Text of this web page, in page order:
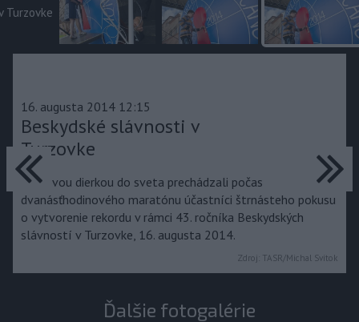
16. augusta 2014 12:15
Beskydské slávnosti v
Turzovke
Kľúčovou dierkou do sveta prechádzali počas
dvanásťhodinového maratónu účastníci štrnásteho pokusu
o vytvorenie rekordu v rámci 43. ročníka Beskydských
slávností v Turzovke, 16. augusta 2014.
Zdroj: TASR/Michal Svítok
predchádzajúce
Ďalšie fotogalérie